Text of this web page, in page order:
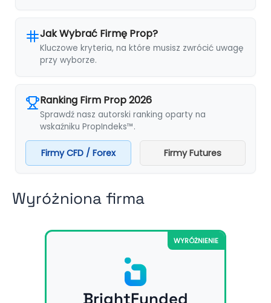
Jak Wybrać Firmę Prop?
Kluczowe kryteria, na które musisz zwrócić uwagę
przy wyborze.
Ranking Firm Prop 2026
Sprawdź nasz autorski ranking oparty na
wskaźniku PropIndeks™.
Firmy CFD / Forex Firmy Futures
Wyróżniona firma
WYRÓŻNIENIE
BrightFunded